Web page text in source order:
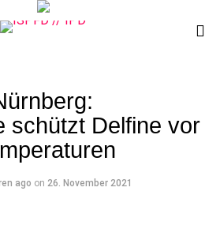
schützt Delfine vor
ago on 26. November 2021